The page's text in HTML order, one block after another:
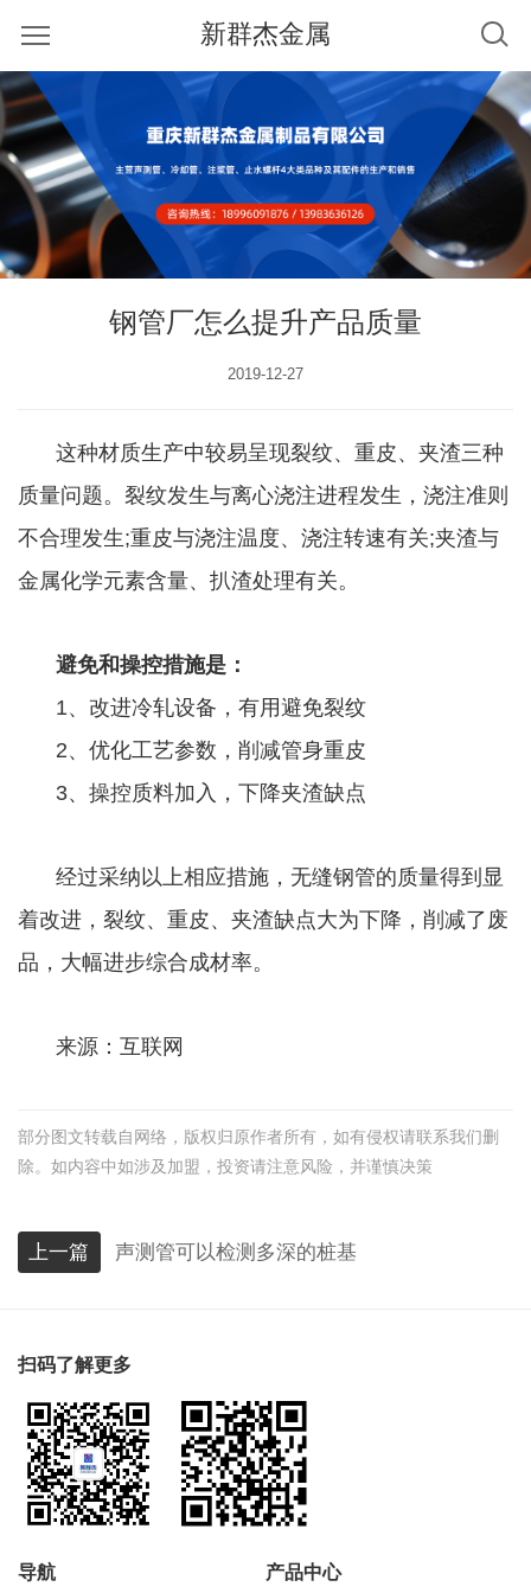
新群杰金属
钢管厂怎么提升产品质量
2019-12-27
这种材质生产中较易呈现裂纹、重皮、夹渣三种
质量问题。裂纹发生与离心浇注进程发生，浇注准则
不合理发生;重皮与浇注温度、浇注转速有关;夹渣与
金属化学元素含量、扒渣处理有关。
避免和操控措施是：
1、改进冷轧设备，有用避免裂纹
2、优化工艺参数，削减管身重皮
3、操控质料加入，下降夹渣缺点
经过采纳以上相应措施，无缝钢管的质量得到显
着改进，裂纹、重皮、夹渣缺点大为下降，削减了废
品，大幅进步综合成材率。
来源：互联网
部分图文转载自网络，版权归原作者所有，如有侵权请联系我们删
除。如内容中如涉及加盟，投资请注意风险，并谨慎决策
上一篇 声测管可以检测多深的桩基
扫码了解更多
导航 产品中心